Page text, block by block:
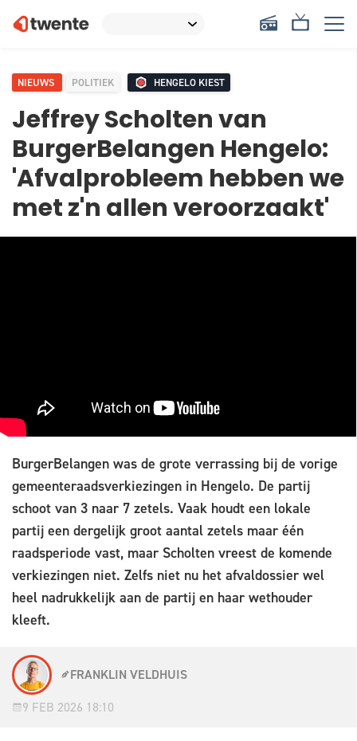
NIEUWS POLITIEK HENGELO KIEST
Jeffrey Scholten van
BurgerBelangen Hengelo:
'Afvalprobleem hebben we
met z'n allen veroorzaakt'
BurgerBelangen was de grote verrassing bij de vorige
gemeenteraadsverkiezingen in Hengelo. De partij
schoot van 3 naar 7 zetels. Vaak houdt een lokale
partij een dergelijk groot aantal zetels maar één
raadsperiode vast, maar Scholten vreest de komende
verkiezingen niet. Zelfs niet nu het afvaldossier wel
heel nadrukkelijk aan de partij en haar wethouder
kleeft.
FRANKLIN VELDHUIS
9 FEB 2026 18:10